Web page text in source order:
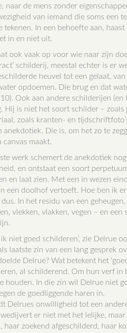
naar de mens zonder
van iemand die soms een
tekenen. In een behoefte aan,
in en niet uit.
ook vaak op voor wie naar zijn
schilderij, meestal echter is er
heuvel tot een gelaat,
opdoemen. Die brug en dat
Ook aan andere schilderijen
Hij is niet het soort schilder –
zoals kranten- en
anekdotiek. Die is, om het zo te
canvas maakt.
werk schemert de anekdotiek
en ontstaat een soort
en laat zien. Met een in wezen
een doolhof vertoeft. Hoe ben ik
In het residu van een
vlekken, vlakken, vegen – en
ik niet goed schilderen’, zie Delrue
laatste zin van een lang gesprek
Delrue? Wat betekent het
al schilderend. Om hun verf
houden. In die zin wil Delrue niet
de goedliggende haren in.
Delrues onwilligheid tot een
er niet met het lelijke,
haar zoekend afgeschilderd, haar